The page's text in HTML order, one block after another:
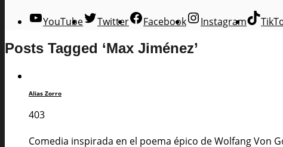
YouTube Twitter Facebook Instagram
Posts Tagged ‘Max Jiménez’
Alias Zorro
403
Comedia inspirada en el poema épico de Wolfang Von